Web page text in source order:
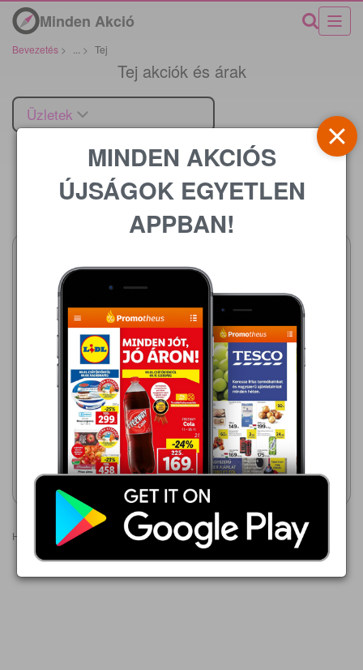
Minden Akció
Bevezetés > > Tej
Tej akciók és árak
Üzletek
Ár
TESCO
2026.07.30 - 08.12
159,00 Ft
I love tej UHT tej
Akciós újság
megtekintése
INTERSPAR
2026.08.06 - 08.12
199,00 Ft
Cirmi UHT tej
Akciós újság
megtekintése
Hirdetések
MINDEN AKCIÓS
ÚJSÁGOK EGYETLEN
APPBAN!